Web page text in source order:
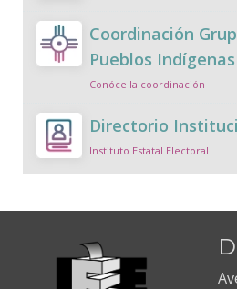
Coordinación
Pueblos Indígenas
Conóce la coordinación
Directorio
Instituto Estatal Electoral